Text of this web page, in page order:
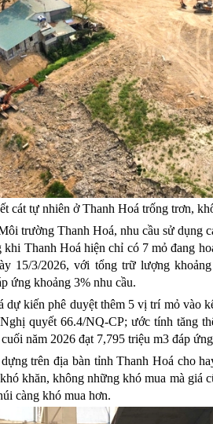
cát tự nhiên ở Thanh Hoá trống trơn,
trường Thanh Hoá, nhu cầu sử dụng
khi Thanh Hoá hiện chỉ có 7 mỏ đang
15/3/2026, với tổng trữ lượng
ứng khoảng 3% nhu cầu.
dự kiến phê duyệt thêm 5 vị trí mỏ vào
quyết 66.4/NQ-CP; ước tính tăng
năm 2026 đạt 7,795 triệu m3 đáp
trên địa bàn tỉnh Thanh Hoá cho
khăn, không những khó mua mà giá
càng khó mua hơn.